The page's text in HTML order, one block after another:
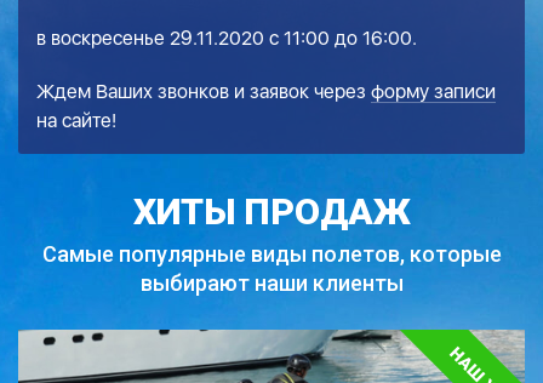
в воскресенье 29.11.2020 с 11:00 до 16:00.
Ждем Ваших звонков и заявок через форму записи
на сайте!
ХИТЫ ПРОДАЖ
Самые популярные виды полетов, которые
выбирают наши клиенты